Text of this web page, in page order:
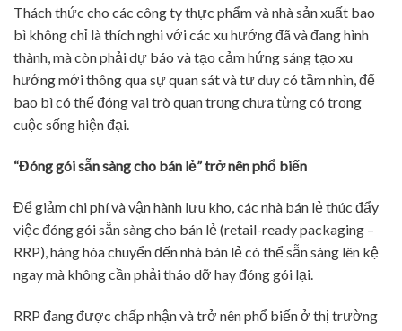
Thách thức cho các công ty thực phẩm và nhà sản xuất bao
bì không chỉ là thích nghi với các xu hướng đã và đang hình
thành, mà còn phải dự báo và tạo cảm hứng sáng tạo xu
hướng mới thông qua sự quan sát và tư duy có tầm nhìn, để
bao bì có thể đóng vai trò quan trọng chưa từng có trong
cuộc sống hiện đại.
“Đóng gói sẵn sàng cho bán lẻ” trở nên phổ biến
Để giảm chi phí và vận hành lưu kho, các nhà bán lẻ thúc đẩy
việc đóng gói sẵn sàng cho bán lẻ (retail-ready packaging –
RRP), hàng hóa chuyển đến nhà bán lẻ có thể sẵn sàng lên kệ
ngay mà không cần phải tháo dỡ hay đóng gói lại.
RRP đang được chấp nhận và trở nên phổ biến ở thị trường